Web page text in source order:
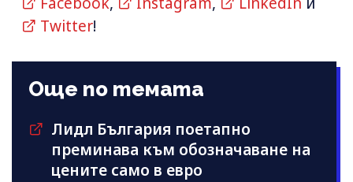
Twitter!
Още по темата
Лидл България поетапно
преминава към обозначаване на
цените само в евро